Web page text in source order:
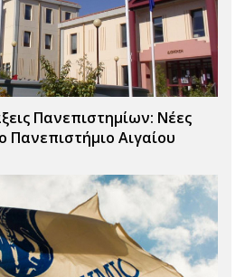
Πανεπιστημίων: Νέες
Πανεπιστήμιο Αιγαίου